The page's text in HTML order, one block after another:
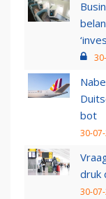
bot
30-
druk
30-